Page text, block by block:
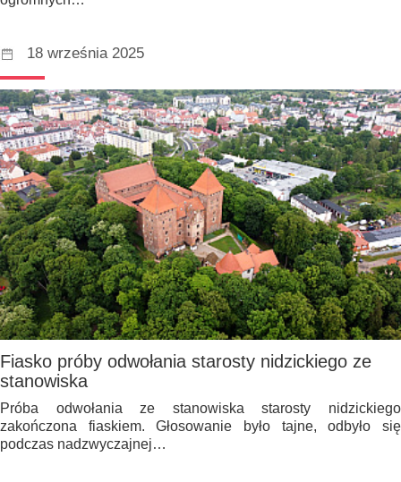
18 września 2025
Fiasko próby odwołania starosty nidzickiego ze
stanowiska
Próba odwołania ze stanowiska starosty nidzickiego
zakończona fiaskiem. Głosowanie było tajne, odbyło się
podczas nadzwyczajnej…